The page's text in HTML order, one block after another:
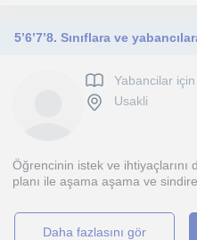
Yabancilar
Usakli
Öğrencinin istek ve
planı ile aşama aşama ve
daha fazlasını gör